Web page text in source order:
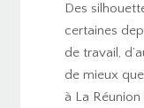
Des
certaines
de travail,
de mieux
à La